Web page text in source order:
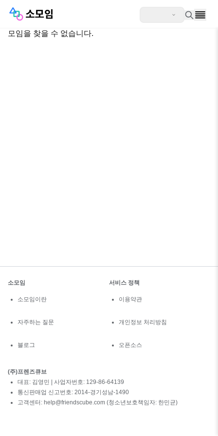
모임을 찾을 수 없습니다.
소모임
소모임이란
자주하는 질문
블로그
서비스 정책
이용약관
개인정보 처리방침
오픈소스
(주)프렌즈큐브
대표: 김영민 | 사업자번호: 129-86-64139
통신판매업 신고번호: 2014-경기성남-1490
고객센터: help@friendscube.com (청소년보호책임자: 한민균)